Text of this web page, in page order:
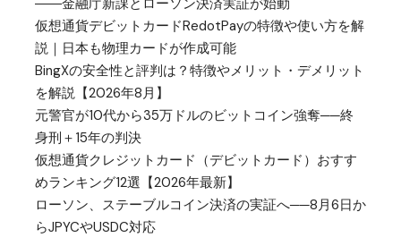
――金融庁新課とローソン決済実証が始動
仮想通貨デビットカードRedotPayの特徴や使い方を解
説｜日本も物理カードが作成可能
BingXの安全性と評判は？特徴やメリット・デメリット
を解説【2026年8月】
元警官が10代から35万ドルのビットコイン強奪──終
身刑＋15年の判決
仮想通貨クレジットカード（デビットカード）おすす
めランキング12選【2026年最新】
ローソン、ステーブルコイン決済の実証へ──8月6日か
らJPYCやUSDC対応